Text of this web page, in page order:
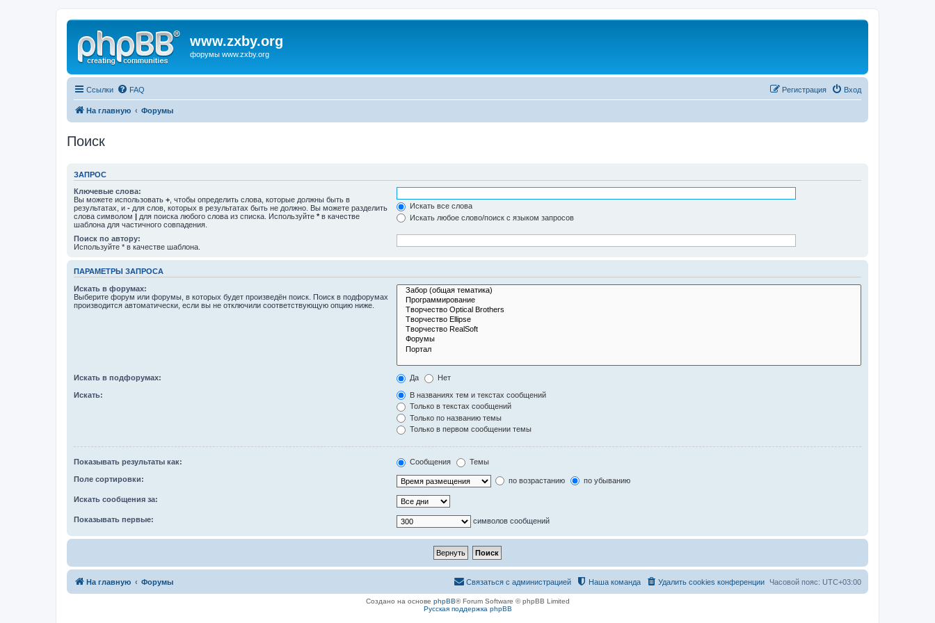
www.zxby.org
форумы www.zxby.org
Ссылки FAQ Вход
Регистрация
На главную Форумы
Поиск
ЗАПРОС
Ключевые слова:
Вы можете использовать + , чтобы определить слова, которые должны быть в
результатах, и - для слов, которых в результатах быть не должно. Вы можете разделить
слова символом | для поиска любого слова из списка. Используйте * в качестве
шаблона для частичного совпадения.
Искать все слова
Искать любое слово/поиск с языком запросов
Поиск по автору:
Используйте * в качестве шаблона.
ПАРАМЕТРЫ ЗАПРОСА
Искать в форумах:
Выберите форум или форумы, в которых будет произведён поиск. Поиск в подфорумах
производится автоматически, если вы не отключили соответствующую опцию ниже.
Искать в подфорумах: Да Нет
Искать:
В названиях тем и текстах сообщений
Только в текстах сообщений
Только по названию темы
Только в первом сообщении темы
Показывать результаты как: Сообщения Темы
Поле сортировки: по возрастанию по убыванию
Искать сообщения за:
Показывать первые: символов сообщений
На главную Форумы Часовой пояс: UTC+03:00
Удалить cookies конференции
Наша команда
Связаться с администрацией
Создано на основе phpBB® Forum Software © phpBB Limited
Русская поддержка phpBB